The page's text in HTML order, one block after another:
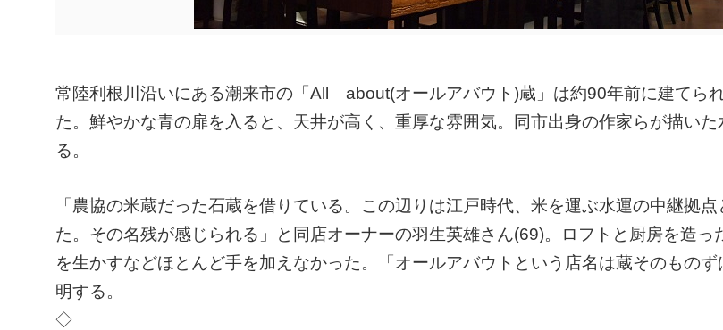
常陸利根川沿いにある潮来市の「All about(オールアバウト)蔵」は約90年前に建てら
た。鮮やかな青の扉を入ると、天井が高く、重厚な雰囲気。同市出身の作家らが描い
る。
「農協の米蔵だった石蔵を借りている。この辺りは江戸時代、米を運ぶ水運の中継拠
た。その名残が感じられる」と同店オーナーの羽生英雄さん(69)。ロフトと厨房を造っ
を生かすなどほとんど手を加えなかった。「オールアバウトという店名は蔵そのものず
明する。
◇